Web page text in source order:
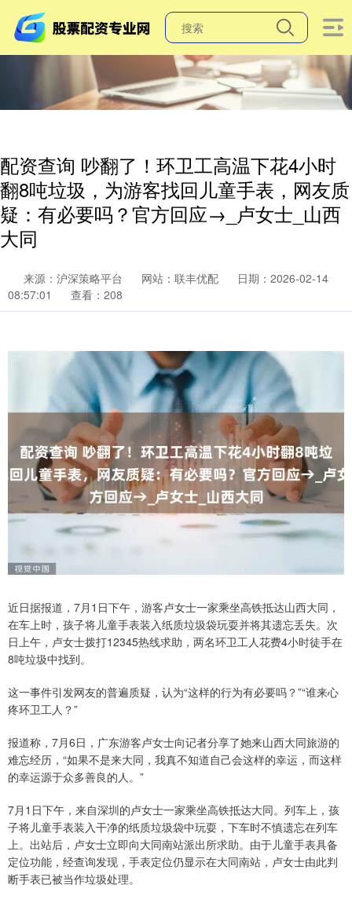
配资查询 吵翻了！环卫工高温下花4小时
翻8吨垃圾，为游客找回儿童手表，网友质
疑：有必要吗？官方回应→_卢女士_山西
大同
来源：沪深策略平台 网站：联丰优配
日期：2026-02-14
08:57:01
查看：208
近日据报道，7月1日下午，游客卢女士一家乘坐高铁抵达山西大同，
在车上时，孩子将儿童手表装入纸质垃圾袋玩耍并将其遗忘丢失。次
日上午，卢女士拨打12345热线求助，两名环卫工人花费4小时徒手在
8吨垃圾中找到。
这一事件引发网友的普遍质疑，认为“这样的行为有必要吗？”“谁来心
疼环卫工人？”
报道称，7月6日，广东游客卢女士向记者分享了她来山西大同旅游的
难忘经历，“如果不是来大同，我真不知道自己会这样的幸运，而这样
的幸运源于众多善良的人。”
7月1日下午，来自深圳的卢女士一家乘坐高铁抵达大同。列车上，孩
子将儿童手表装入干净的纸质垃圾袋中玩耍，下车时不慎遗忘在列车
上。出站后，卢女士立即向大同南站派出所求助。由于儿童手表具备
定位功能，经查询发现，手表定位仍显示在大同南站，卢女士由此判
断手表已被当作垃圾处理。